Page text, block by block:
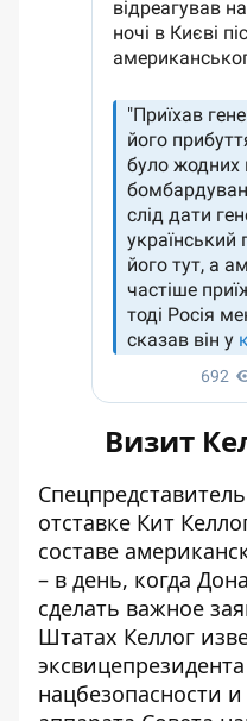
Визит
отставке Кит
составе
– в день, когда
сделать важное
Штатах Келлог
нацбезопасности